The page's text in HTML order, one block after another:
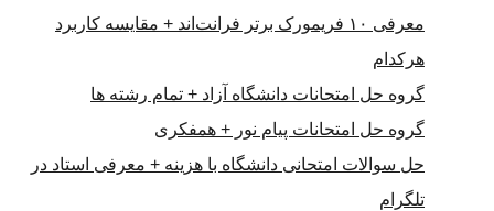
معرفی ۱۰ فریمورک برتر فرانت‌اند + مقایسه کاربرد
هرکدام
گروه حل امتحانات دانشگاه آزاد + تمام رشته ها
گروه حل امتحانات پیام نور + همفکری
حل سوالات امتحانی دانشگاه با هزینه + معرفی استاد در
تلگرام